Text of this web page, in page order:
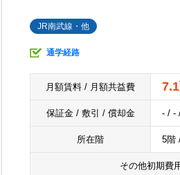
JR南武線・他
通学経路
月額賃料 / 月額共益費
保証金 / 敷引 / 償却金 - / -
所在階 5階
その他初期費